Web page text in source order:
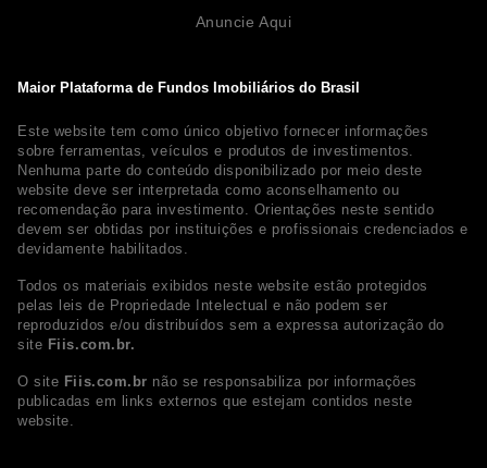
Maior Plataforma de Fundos Imobiliários do Brasil
Este website tem como único objetivo fornecer informações
sobre ferramentas, veículos e produtos de investimentos.
Nenhuma parte do conteúdo disponibilizado por meio deste
website deve ser interpretada como aconselhamento ou
recomendação para investimento. Orientações neste sentido
devem ser obtidas por instituições e profissionais credenciados e
devidamente habilitados.
Todos os materiais exibidos neste website estão protegidos
pelas leis de Propriedade Intelectual e não podem ser
reproduzidos e/ou distribuídos sem a expressa autorização do
site Fiis.com.br.
O site Fiis.com.br não se responsabiliza por informações
publicadas em links externos que estejam contidos neste
website.
Anuncie Aqui